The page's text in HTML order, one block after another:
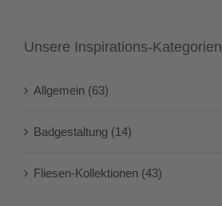
Unsere Inspirations-Kategorien
Allgemein (63)
Badgestaltung (14)
Fliesen-Kollektionen (43)